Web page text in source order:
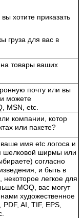
хотите приказать
груза для вас в
товары ваших
почту или вы
можете
MSN, etc.
компании, котор
или пакете?
имя etc логоса и
шелковой ширмы или
согласно
и быть в
легкое для
MOQ, вас могут
художественное
AI, TIF, EPS,